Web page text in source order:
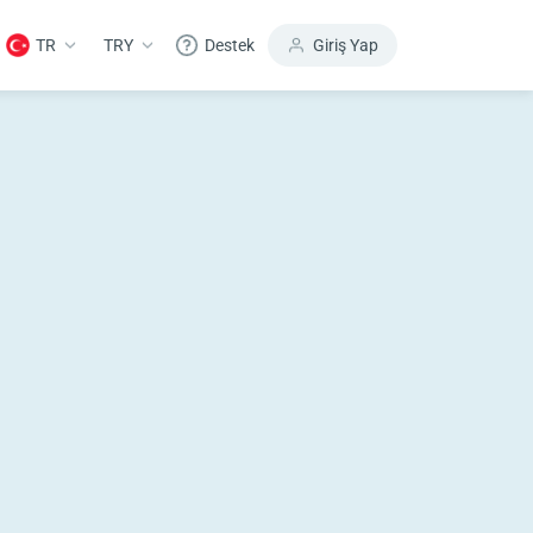
TR TRY Destek Giriş Yap